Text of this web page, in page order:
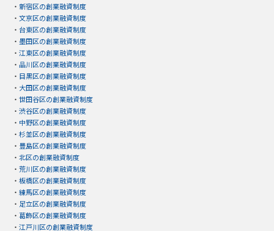
・ 新宿区の創業融資制度
・ 文京区の創業融資制度
・ 台東区の創業融資制度
・ 墨田区の創業融資制度
・ 江東区の創業融資制度
・ 品川区の創業融資制度
・ 目黒区の創業融資制度
・ 大田区の創業融資制度
・ 世田谷区の創業融資制度
・ 渋谷区の創業融資制度
・ 中野区の創業融資制度
・ 杉並区の創業融資制度
・ 豊島区の創業融資制度
・ 北区の創業融資制度
・ 荒川区の創業融資制度
・ 板橋区の創業融資制度
・ 練馬区の創業融資制度
・ 足立区の創業融資制度
・ 葛飾区の創業融資制度
・ 江戸川区の創業融資制度